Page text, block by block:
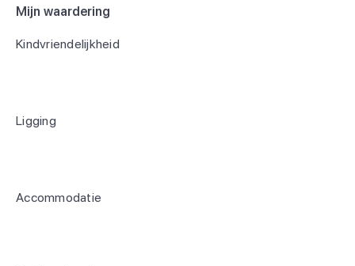
Mijn waardering
Kindvriendelijkheid
Ligging
Accommodatie